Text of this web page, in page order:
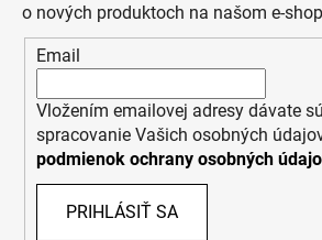
o nových produktoch na našom e-
Email
Vložením emailovej adresy dávate
spracovanie Vašich osobných
podmienok ochrany osobných
PRIHLÁSIŤ SA